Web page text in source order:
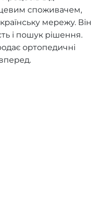
споживачем,
мережу. Він
і пошук рішення.
ортопедичні